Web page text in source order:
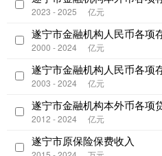
2023 - 2025 亿元
遂宁市金融机构人民币各项
2000 - 2024 亿元
遂宁市金融机构人民币各项
2003 - 2024 亿元
遂宁市金融机构本外币各项
2012 - 2024 亿元
遂宁市原保险保费收入